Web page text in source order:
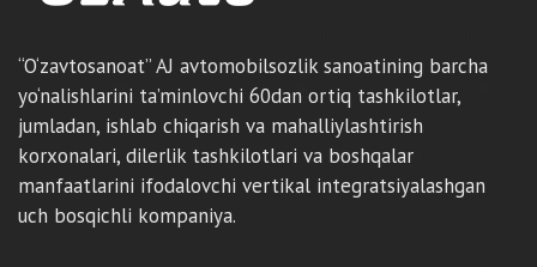
“O‘zavtosanoat” AJ avtomobilsozlik sanoatining barcha
yo‘nalishlarini ta’minlovchi 60dan ortiq tashkilotlar,
jumladan, ishlab chiqarish va mahalliylashtirish
korxonalari, dilerlik tashkilotlari va boshqalar
manfaatlarini ifodalovchi vertikal integratsiyalashgan
uch bosqichli kompaniya.